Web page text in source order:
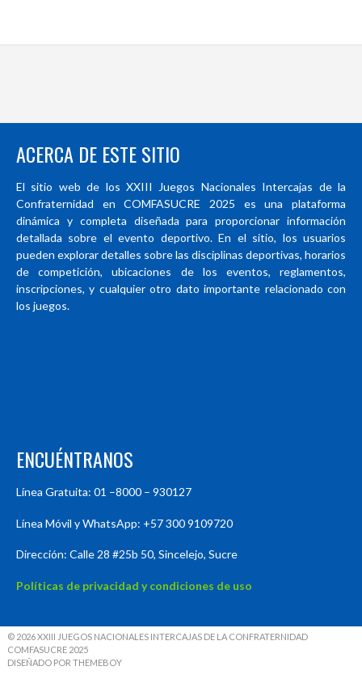
ACERCA DE ESTE SITIO
El sitio web de los XXIII Juegos Nacionales Intercajas de la
Confraternidad en COMFASUCRE 2025 es una plataforma
dinámica y completa diseñada para proporcionar información
detallada sobre el evento deportivo. En el sitio, los usuarios
pueden explorar detalles sobre las disciplinas deportivas, horarios
de competición, ubicaciones de los eventos, reglamentos,
inscripciones, y cualquier otro dato importante relacionado con
los juegos.
ENCUÉNTRANOS
Línea Gratuita: 01 –8000 – 930127
Línea Móvil y WhatsApp: +57 300 9109720
Dirección: Calle 28 #25b 50, Sincelejo, Sucre
Políticas de privacidad y condiciones de uso
© 2026 XXIII JUEGOS NACIONALES INTERCAJAS DE LA CONFRATERNIDAD
COMFASUCRE 2025
DISEÑADO POR THEMEBOY